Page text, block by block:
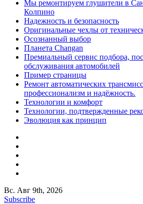
Мы ремонтируем глушители в
Колпино
Надежность и безопасность
Оригинальные чехлы от
Осознанный выбор
Планета Changan
Премиальный сервис подбора,
обслуживания автомобилей
Пример страницы
Ремонт автоматических
профессионализм и надёжность.
Технологии и комфорт
Технологии, подтвержденные
Эволюция как принцип
Вс. Авг 9th, 2026
Subscribe